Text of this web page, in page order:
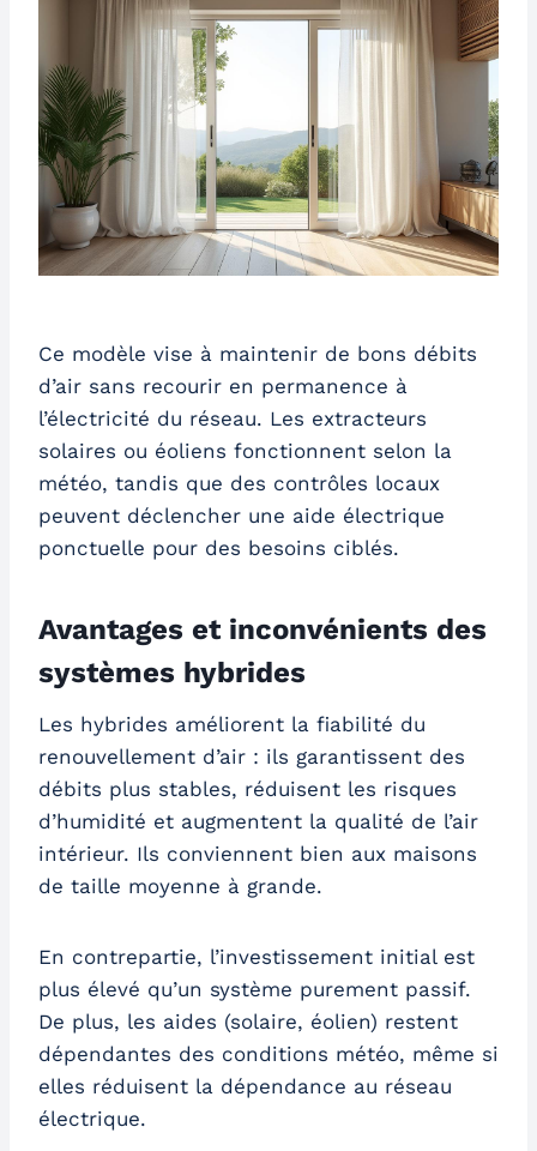
Ce modèle vise à maintenir de bons débits
d’air sans recourir en permanence à
l’électricité du réseau. Les extracteurs
solaires ou éoliens fonctionnent selon la
météo, tandis que des contrôles locaux
peuvent déclencher une aide électrique
ponctuelle pour des besoins ciblés.
Avantages et inconvénients des
systèmes hybrides
Les hybrides améliorent la fiabilité du
renouvellement d’air : ils garantissent des
débits plus stables, réduisent les risques
d’humidité et augmentent la qualité de l’air
intérieur. Ils conviennent bien aux maisons
de taille moyenne à grande.
En contrepartie, l’investissement initial est
plus élevé qu’un système purement passif.
De plus, les aides (solaire, éolien) restent
dépendantes des conditions météo, même si
elles réduisent la dépendance au réseau
électrique.